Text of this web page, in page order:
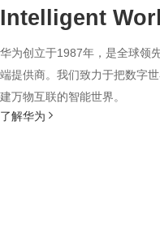
Intelligent
华为创立于1987年，是全球领
端提供商。我们致力于把数字
建万物互联的智能世界。
了解华为